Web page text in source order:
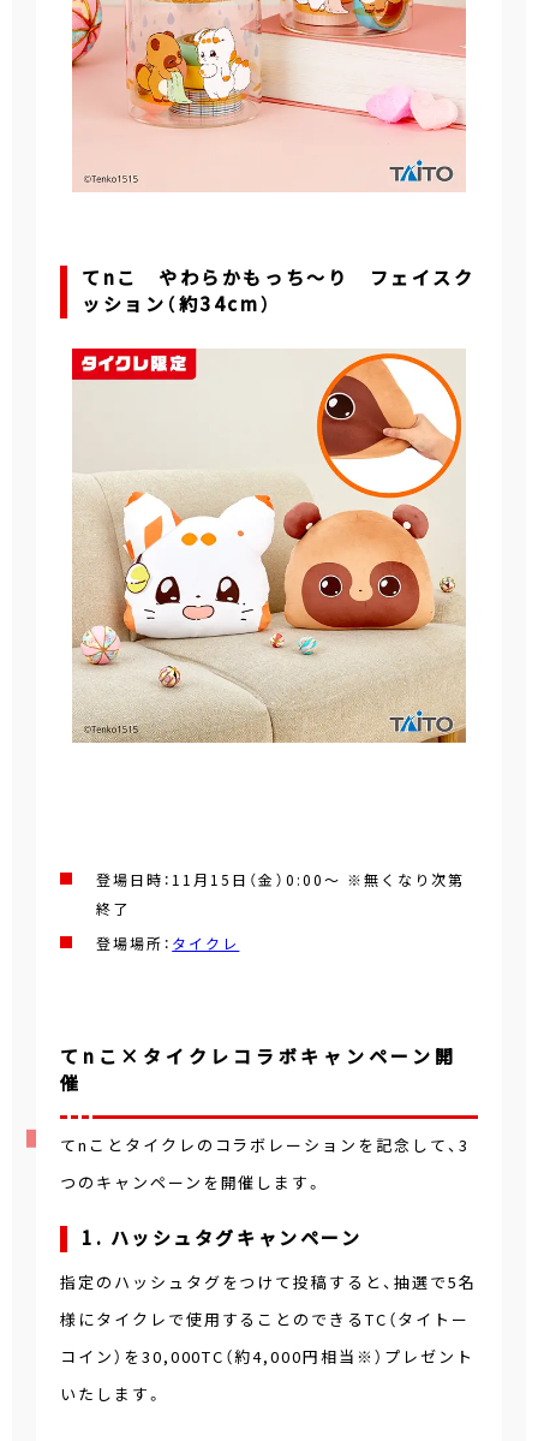
てnこ やわらかもっち～り フェイスク
ッション（約34cm）
登場日時：11月15日（金）0:00～ ※無くなり次第
終了
登場場所： タイクレ
てnこ×タイクレコラボキャンペーン開
催
てnことタイクレのコラボレーションを記念して、3
つのキャンペーンを開催します。
1. ハッシュタグキャンペーン
指定のハッシュタグをつけて投稿すると、抽選で5名
様にタイクレで使用することのできるTC（タイトー
コイン）を30,000TC（約4,000円相当※）プレゼント
いたします。